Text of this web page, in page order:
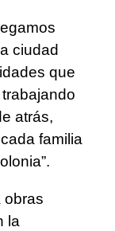
ciudad
que
atrás,
familia
obras
la